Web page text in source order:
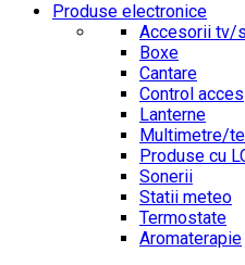
Produse electronice
Accesorii tv/
Boxe
Cantare
Control acces
Lanterne
Multimetre/
Produse cu
Sonerii
Statii meteo
Termostate
Aromaterapie